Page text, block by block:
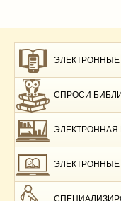
ЭЛЕКТРОННЫЕ
СПРОСИ
ЭЛЕКТРОННАЯ
ЭЛЕКТРОННЫЕ